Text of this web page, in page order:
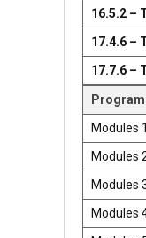
16.5.2 –
17.4.6 –
17.7.6 –
Modules
Modules
Modules
Modules